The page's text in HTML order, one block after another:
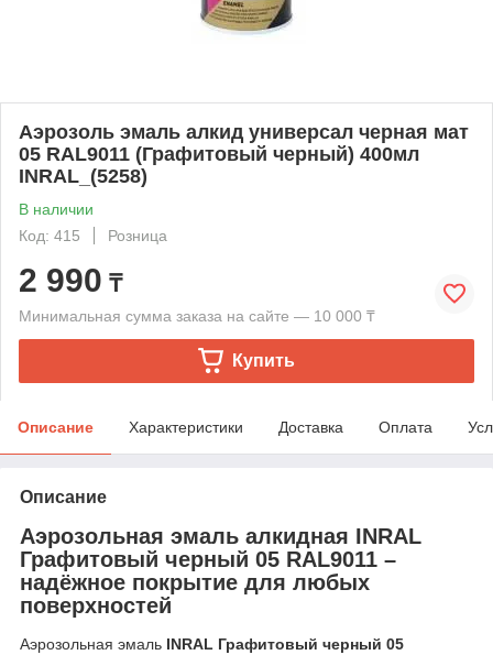
Аэрозоль эмаль алкид универсал черная мат
05 RAL9011 (Графитовый черный) 400мл
INRAL_(5258)
В наличии
Код: 415
Розница
2 990 ₸
Минимальная сумма заказа на сайте — 10 000 ₸
Купить
Описание Характеристики Доставка Оплата
Описание
Аэрозольная эмаль алкидная INRAL
Графитовый черный 05 RAL9011 –
надёжное покрытие для любых
поверхностей
Аэрозольная эмаль INRAL Графитовый черный 05